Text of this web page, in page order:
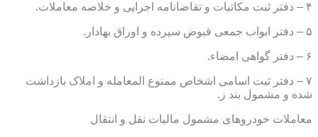
۴ – دفتر ثبت مکاتبات و تقاضانامه اجرایی و خلاصه معاملات.
۵ – دفتر ابواب جمعی قبوض سپرده و اوراق بهادار.
۶ – دفتر گواهی امضاء.
۷ – دفتر ثبت اسامی اشخاص ممنوع المعامله و املاک بازداشت
شده و مشمول بند ز.
معاملات خودروهای مشمول مالیات نقل و انتقال